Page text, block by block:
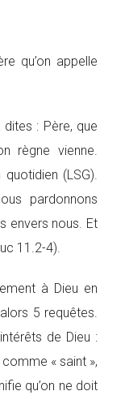
qu’on appelle
: Père, que
règne vienne.
(LSG).
pardonnons
envers nous. Et
11.2-4).
à Dieu en
5 requêtes.
de Dieu :
« saint »,
qu’on ne doit